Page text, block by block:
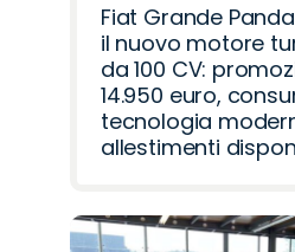
Fiat Grande
il nuovo motore
da 100 CV:
14.950 euro,
tecnologia
allestimenti